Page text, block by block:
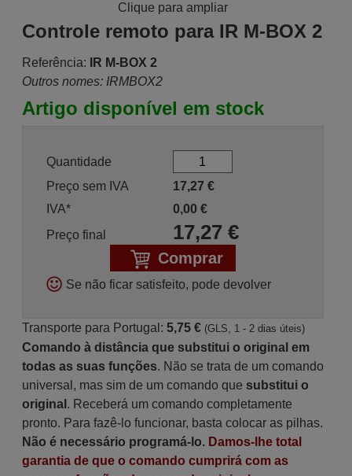
Clique para ampliar
Controle remoto para IR M-BOX 2
Referência:
IR M-BOX 2
Outros nomes: IRMBOX2
Artigo disponível em stock
Quantidade
Preço sem IVA
17,27 €
IVA*
0,00 €
Preço final
17,27€
Comprar
Se não ficar satisfeito, pode devolver
Transporte para Portugal: 5,75 € (GLS, 1 - 2 dias úteis)
Comando à distância que substitui o original em
todas as suas funções. Não se trata de um comando
universal, mas sim de um comando que substitui o
original . Receberá um comando completamente
pronto. Para fazê-lo funcionar, basta colocar as pilhas.
Não é necessário programá-lo. Damos-lhe total
garantia de que o comando cumprirá com as